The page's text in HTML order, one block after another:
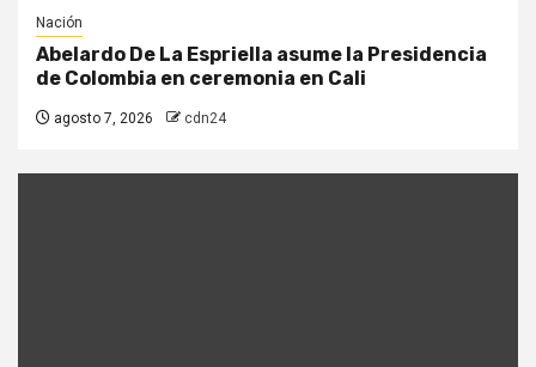
Nación
Abelardo De La Espriella asume la Presidencia
de Colombia en ceremonia en Cali
agosto 7, 2026 cdn24